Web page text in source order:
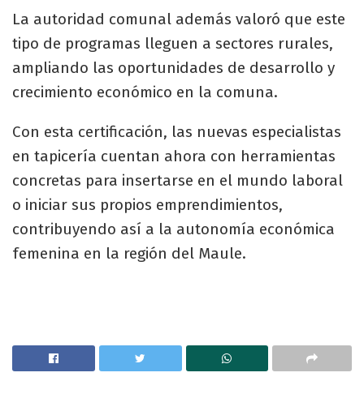
La autoridad comunal además valoró que este
tipo de programas lleguen a sectores rurales,
ampliando las oportunidades de desarrollo y
crecimiento económico en la comuna.
Con esta certificación, las nuevas especialistas
en tapicería cuentan ahora con herramientas
concretas para insertarse en el mundo laboral
o iniciar sus propios emprendimientos,
contribuyendo así a la autonomía económica
femenina en la región del Maule.